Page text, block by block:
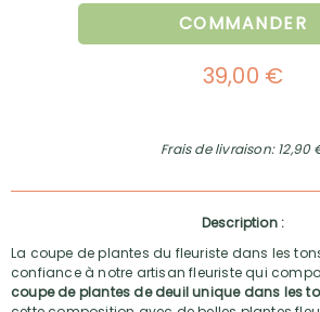
COMMANDER
39,00 €
Frais de livraison: 12,90
Description :
La coupe de plantes du fleuriste dans les
confiance à notre artisan fleuriste qui
coupe de plantes de deuil unique dans les